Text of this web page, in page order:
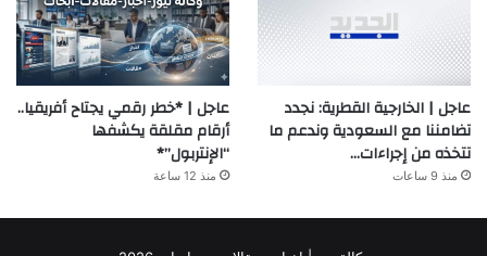
عاجل | الخارجية القطرية: نجدد
تضامننا مع السعودية وندعم ما
تتخذه من إجراءات…
منذ 9 ساعات
عاجل | *خطر رقمي يجتاح أفريقيا..
أرقام مقلقة يكشفها
“الإنتربول”*
منذ 12 ساعة